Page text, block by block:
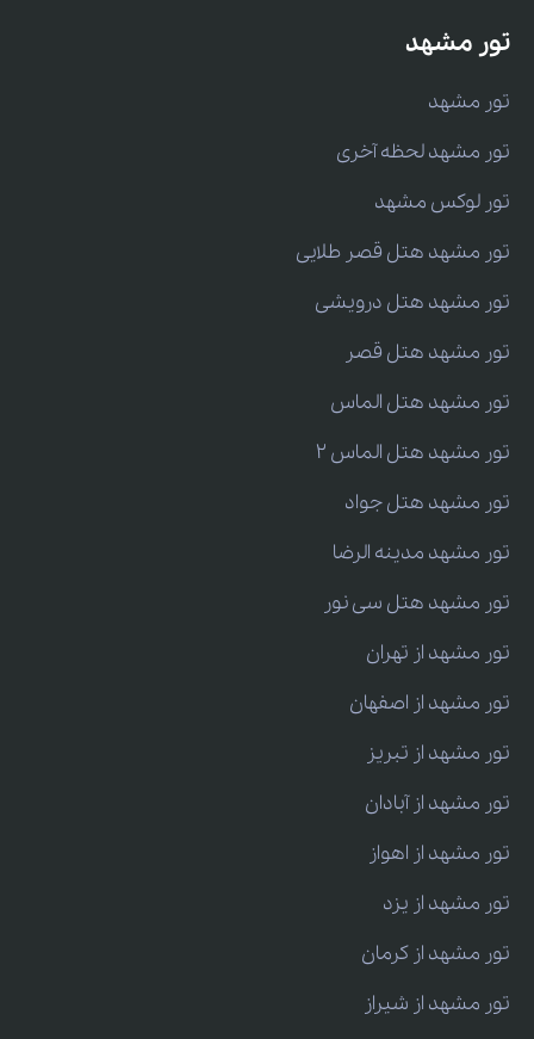
تور مشهد
تور مشهد
تور مشهد لحظه آخری
تور لوکس مشهد
تور مشهد هتل قصر طلایی
تور مشهد هتل درویشی
تور مشهد هتل قصر
تور مشهد هتل الماس
تور مشهد هتل الماس 2
تور مشهد هتل جواد
تور مشهد مدینه الرضا
تور مشهد هتل سی نور
تور مشهد از تهران
تور مشهد از اصفهان
تور مشهد از تبریز
تور مشهد از آبادان
تور مشهد از اهواز
تور مشهد از یزد
تور مشهد از کرمان
تور مشهد از شیراز